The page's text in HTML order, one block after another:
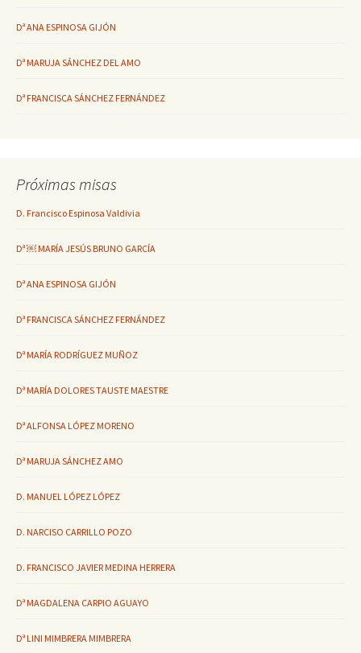
Dª ANA ESPINOSA GIJÓN
Dª MARUJA SÁNCHEZ DEL AMO
Dª FRANCISCA SÁNCHEZ FERNÁNDEZ
Próximas misas
D. Francisco Espinosa Valdivia
Dª ￼ MARÍA JESÚS BRUNO GARCÍA
Dª ANA ESPINOSA GIJÓN
Dª FRANCISCA SÁNCHEZ FERNÁNDEZ
Dª MARÍA RODRÍGUEZ MUÑOZ
Dª MARÍA DOLORES TAUSTE MAESTRE
Dª ALFONSA LÓPEZ MORENO
Dª MARUJA SÁNCHEZ AMO
D. MANUEL LÓPEZ LÓPEZ
D. NARCISO CARRILLO POZO
D. FRANCISCO JAVIER MEDINA HERRERA
Dª MAGDALENA CARPIO AGUAYO
Dª LINI MIMBRERA MIMBRERA